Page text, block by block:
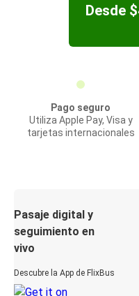
Desde
Pago seguro
Utiliza Apple Pay, Visa y
tarjetas internacionales
Pasaje digital y
seguimiento en
vivo
Descubre la App de FlixBus